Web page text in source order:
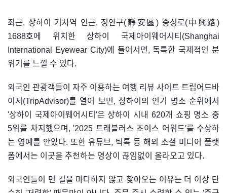
최근, 상하이 기차역 인근, 징안구(靜安區) 중싱로(中興路)
1688호에 위치한 상하이 국제아이웨어시티(Shanghai
International Eyewear City)에 들어서면, 독특한 국제적인 분
위기를 느낄 수 있다.
외국인 관광객들이 자주 이용하는 여행 리뷰 사이트 트립어드바
이저(TripAdvisor)를 열어 보면, 상하이의 인기 명소 순위에서
'상하이 국제아이웨어시티'은 상하이 시내 620개 쇼핑 명소 중
5위를 차지했으며, '2025 트래블러스 초이스 어워드'를 수상하
는 영예를 안았다. 또한 유튜브, 틱톡 등 해외 소셜 미디어 플랫
폼에서는 이곳을 추천하는 영상이 끊임없이 올라오고 있다.
외국인들이 먼 길을 마다하지 않고 찾아오는 이유는 더 이상 단